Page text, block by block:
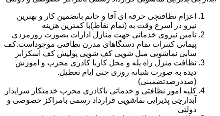
اعزام نظافتچی حرفه ای آقا و خانم باتضمین کار و بهترین
نیرو در اسرع وقت به (تمام نقاط)با کمترین هزینه
تامین نیروی خدماتی جهت منازل ادارات بصورت روزمزدی
پیمانی کنترات تمام دستگاهای مدرن نظافتی موجوداست.کف
سابی نماشویی مبل شویی کف شویی پولیش کف اسکرابر
نظافت منزل راه پله و محل کاربا کادری مجرب و اموزش
دیده به صورت شبانه روزی حتی ایام تعطیل.
(صددرصدتضمینی)
کلیه امور نظافتی و خدماتی باکادری مجرب خدمتکار سرایدار
آبدارچی پذیرایی نماشویی قرارداد رسمی بامراکز خصوصی و
دولتی